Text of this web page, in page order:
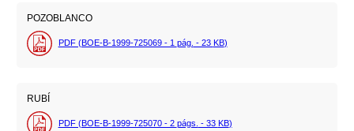
POZOBLANCO
PDF (BOE-B-1999-725069 - 1 pág. - 23 KB)
RUBÍ
PDF (BOE-B-1999-725070 - 2 págs. - 33 KB)